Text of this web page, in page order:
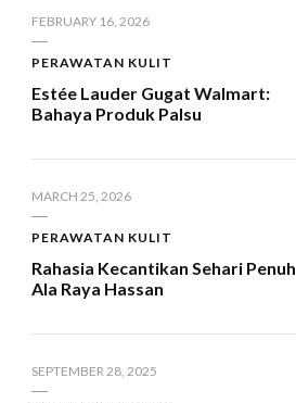
FEBRUARY 16, 2026
PERAWATAN KULIT
Estée Lauder Gugat Walmart:
Bahaya Produk Palsu
MARCH 25, 2026
PERAWATAN KULIT
Rahasia Kecantikan Sehari Penuh
Ala Raya Hassan
SEPTEMBER 28, 2025